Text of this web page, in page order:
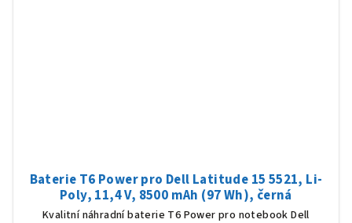
Baterie T6 Power pro Dell Latitude 15 5521, Li-
Poly, 11,4 V, 8500 mAh (97 Wh), černá
Kvalitní náhradní baterie T6 Power pro notebook Dell